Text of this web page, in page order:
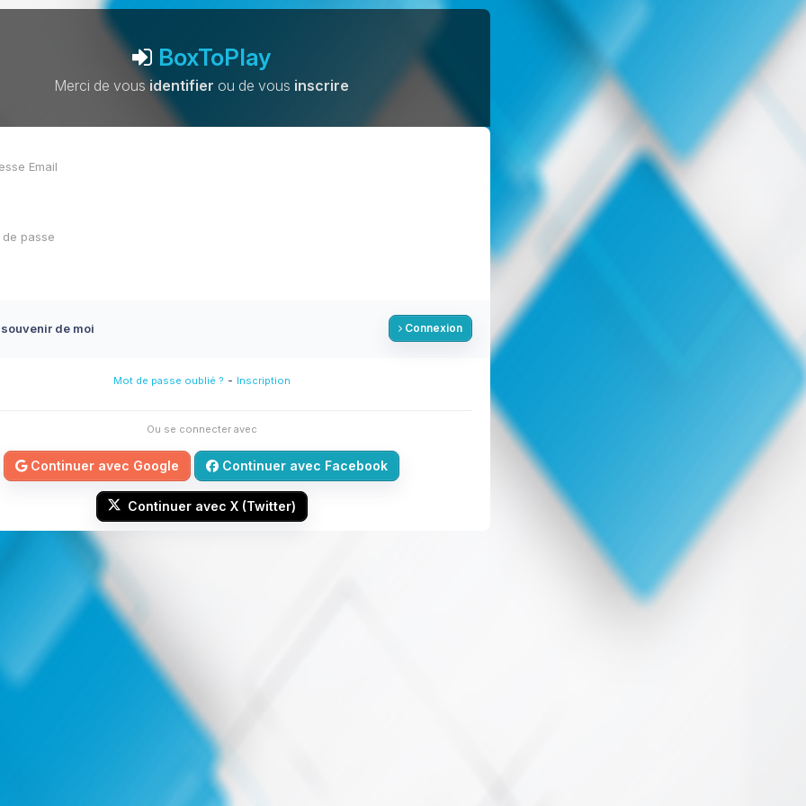
BoxToPlay
Merci de vousidentifier ou de vous inscrire
de moi Connexion
Mot de passe oublié ? - Inscription
Ou se connecter avec
Continuer avec Google Continuer avec Facebook
Continuer avec X (Twitter)